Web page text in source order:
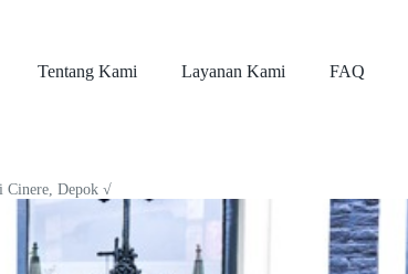
Tentang Kami Layanan Kami FAQ
Cinere, Depok √